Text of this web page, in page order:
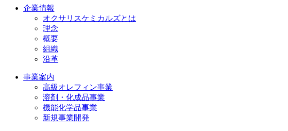
企業情報
オクサリスケミカルズとは
理念
概要
組織
沿革
事業案内
高級オレフィン事業
溶剤・化成品事業
機能化学品事業
新規事業開発